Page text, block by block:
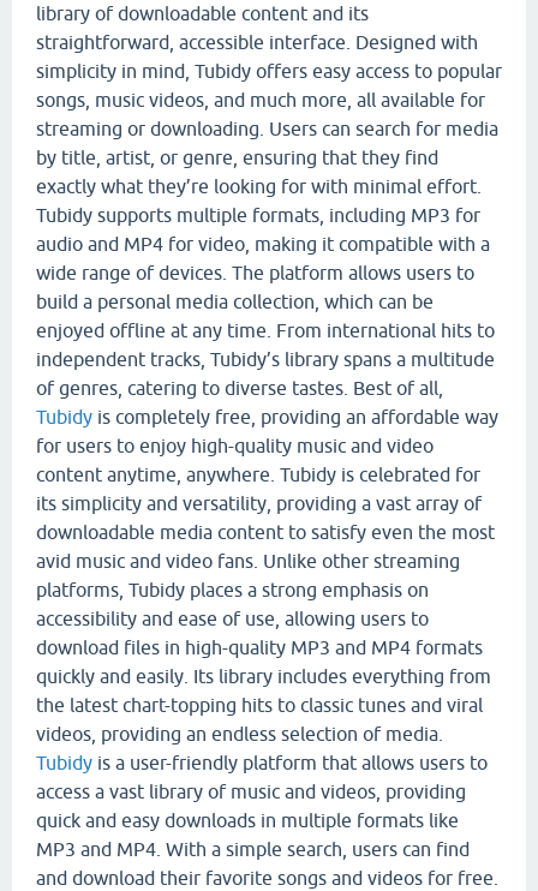
library of downloadable content and its
straightforward, accessible interface. Designed with
simplicity in mind, Tubidy offers easy access to popular
songs, music videos, and much more, all available for
streaming or downloading. Users can search for media
by title, artist, or genre, ensuring that they find
exactly what they’re looking for with minimal effort.
Tubidy supports multiple formats, including MP3 for
audio and MP4 for video, making it compatible with a
wide range of devices. The platform allows users to
build a personal media collection, which can be
enjoyed offline at any time. From international hits to
independent tracks, Tubidy’s library spans a multitude
of genres, catering to diverse tastes. Best of all,
Tubidy is completely free, providing an affordable way
for users to enjoy high-quality music and video
content anytime, anywhere. Tubidy is celebrated for
its simplicity and versatility, providing a vast array of
downloadable media content to satisfy even the most
avid music and video fans. Unlike other streaming
platforms, Tubidy places a strong emphasis on
accessibility and ease of use, allowing users to
download files in high-quality MP3 and MP4 formats
quickly and easily. Its library includes everything from
the latest chart-topping hits to classic tunes and viral
videos, providing an endless selection of media.
Tubidy is a user-friendly platform that allows users to
access a vast library of music and videos, providing
quick and easy downloads in multiple formats like
MP3 and MP4. With a simple search, users can find
and download their favorite songs and videos for free.